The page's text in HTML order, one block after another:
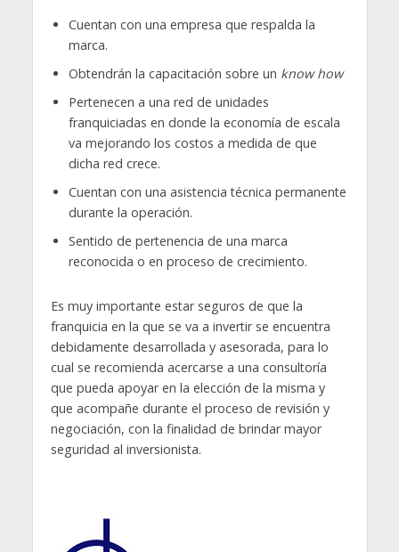
Cuentan con una empresa que respalda la
marca.
Obtendrán la capacitación sobre un know how
Pertenecen a una red de unidades
franquiciadas en donde la economía de escala
va mejorando los costos a medida de que
dicha red crece.
Cuentan con una asistencia técnica permanente
durante la operación.
Sentido de pertenencia de una marca
reconocida o en proceso de crecimiento.
Es muy importante estar seguros de que la
franquicia en la que se va a invertir se encuentra
debidamente desarrollada y asesorada, para lo
cual se recomienda acercarse a una consultoría
que pueda apoyar en la elección de la misma y
que acompañe durante el proceso de revisión y
negociación, con la finalidad de brindar mayor
seguridad al inversionista.